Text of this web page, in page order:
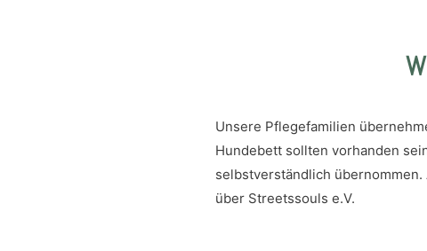
Unsere Pflegefamilien
Hundebett sollten vorhanden
selbstverständlich
über Streetssouls e.V.